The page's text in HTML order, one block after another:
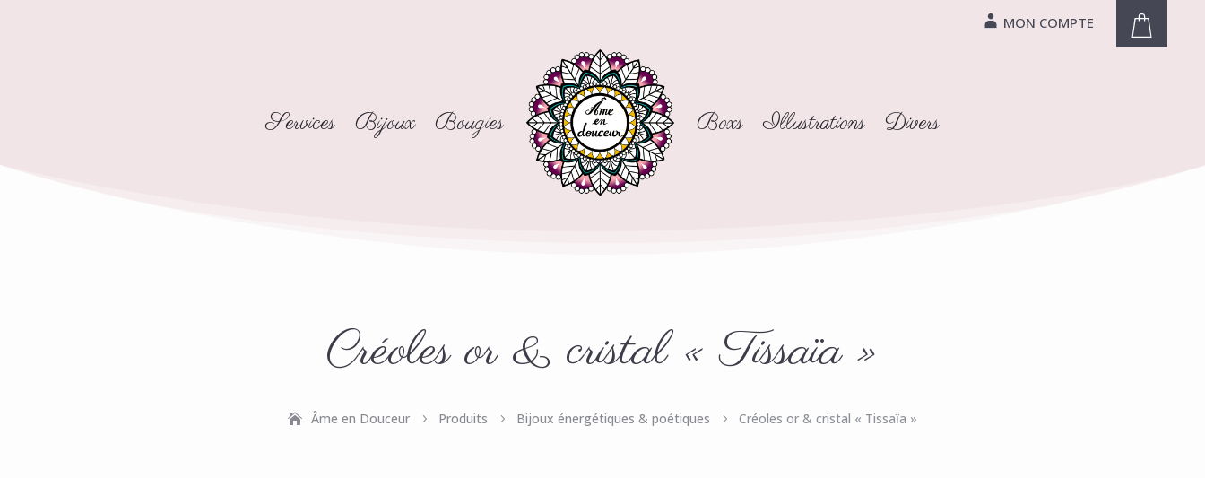
MON COMPTE
Services Bijoux Bougies Boxs Illustrations Divers
Créoles or & cristal « Tissaïa »
Âme en Douceur 5 Produits 5 Bijoux énergétiques & poétiques 5 Créoles or & cristal « Tissaïa »